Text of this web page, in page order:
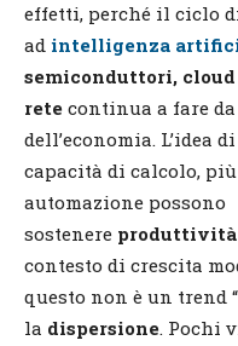
effetti, perché il ciclo
ad intelligenza
semiconduttori,
rete continua a fare
dell’economia. L’idea
capacità di calcolo,
automazione possono
sostenere produttività
contesto di crescita
questo non è un trend
la dispersione. Pochi